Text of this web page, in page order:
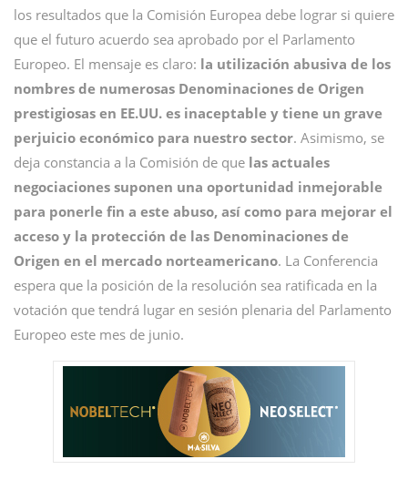
los resultados que la Comisión Europea debe lograr si quiere
que el futuro acuerdo sea aprobado por el Parlamento
Europeo. El mensaje es claro: la utilización abusiva de los
nombres de numerosas Denominaciones de Origen
prestigiosas en EE.UU. es inaceptable y tiene un grave
perjuicio económico para nuestro sector. Asimismo, se
deja constancia a la Comisión de que las actuales
negociaciones suponen una oportunidad inmejorable
para ponerle fin a este abuso, así como para mejorar el
acceso y la protección de las Denominaciones de
Origen en el mercado norteamericano. La Conferencia
espera que la posición de la resolución sea ratificada en la
votación que tendrá lugar en sesión plenaria del Parlamento
Europeo este mes de junio.